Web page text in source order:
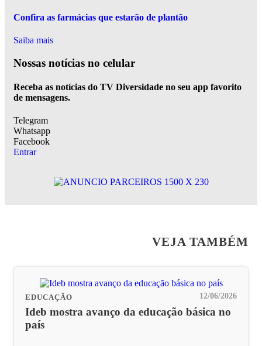
Confira as farmácias que estarão de plantão
Saiba mais
Nossas notícias no celular
Receba as notícias do TV Diversidade no seu app favorito
de mensagens.
Telegram
Whatsapp
Facebook
Entrar
VEJA TAMBÉM
EDUCAÇÃO 12/06/2026
Ideb mostra avanço da educação básica no
país